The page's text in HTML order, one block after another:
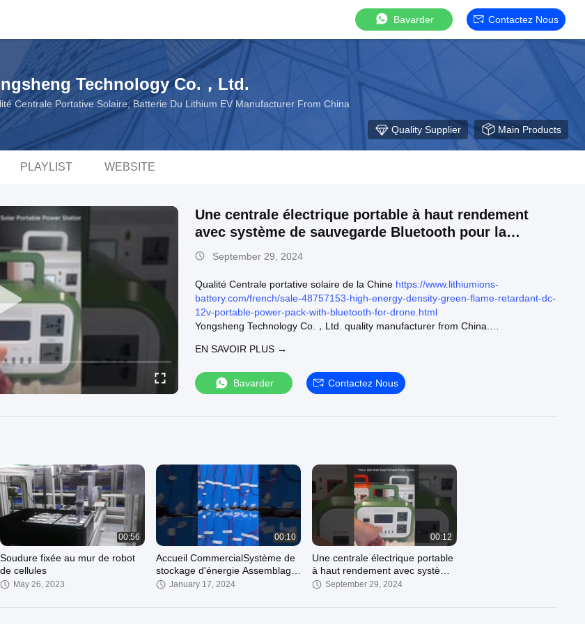
Bavarder Contactez Nous
Technology Co.，Ltd.
Centrale Portative Solaire, Batterie Du Lithium EV Manufacturer From China
Quality Supplier Main Products
PLAYLIST WEBSITE
Une centrale électrique portable à haut rendement
avec système de sauvegarde Bluetooth pour la
maison
September 29, 2024
Qualité Centrale portative solaire de la Chine https://www.lithiumions-
battery.com/french/sale-48757153-high-energy-density-green-flame-retardant-dc-
12v-portable-power-pack-with-bluetooth-for-drone.html
Yongsheng Technology Co.，Ltd. quality manufacturer from China.
Centrale portative solaire :
Batterie du lithium EV :
https://www.lithiumions-battery.com/french/supplier-
4121549-lithium-ev-battery
EN SAVOIR PLUS →
Bavarder Contactez Nous
00:56
Soudure fixée au mur de robot
de cellules
May 26, 2023
00:10
Accueil CommercialSystème de
stockage d'énergie Assemblage
de la batterie
January 17, 2024
00:12
Une centrale électrique portable
à haut rendement avec système
de sauvegarde Bluetooth pour la
September 29, 2024